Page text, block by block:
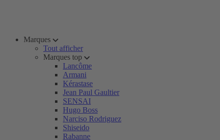
Marques
Tout afficher
Marques top
Lancôme
Armani
Kérastase
Jean Paul Gaultier
SENSAI
Hugo Boss
Narciso Rodriguez
Shiseido
Rabanne